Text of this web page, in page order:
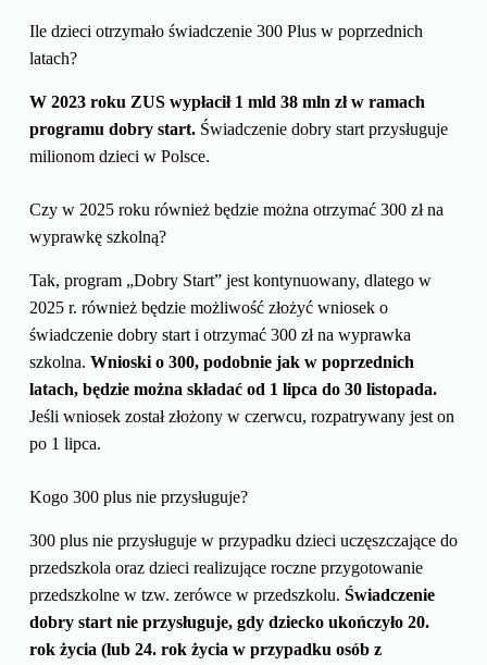
Ile dzieci otrzymało świadczenie 300 Plus w poprzednich
latach?
W 2023 roku ZUS wypłacił 1 mld 38 mln zł w ramach
programu dobry start.Świadczenie dobry start przysługuje
milionom dzieci w Polsce.
Czy w 2025 roku również będzie można otrzymać 300 zł na
wyprawkę szkolną?
Tak, program „Dobry Start” jest kontynuowany, dlatego w
2025 r. również będzie możliwość złożyć wniosek o
świadczenie dobry start i otrzymać 300 zł na wyprawka
szkolna. Wnioski o 300, podobnie jak w poprzednich
latach, będzie można składać od 1 lipca do 30 listopada.
Jeśli wniosek został złożony w czerwcu, rozpatrywany jest on
po 1 lipca.
Kogo 300 plus nie przysługuje?
300 plus nie przysługuje w przypadku dzieci uczęszczające do
przedszkola oraz dzieci realizujące roczne przygotowanie
przedszkolne w tzw. zerówce w przedszkolu. Świadczenie
dobry start nie przysługuje, gdy dziecko ukończyło 20.
rok życia (lub 24. rok życia w przypadku osób z